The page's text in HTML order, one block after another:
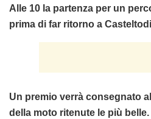
Alle 10 la partenza per un
prima di far ritorno a
Un premio verrà consegnato
della moto ritenute le più belle.